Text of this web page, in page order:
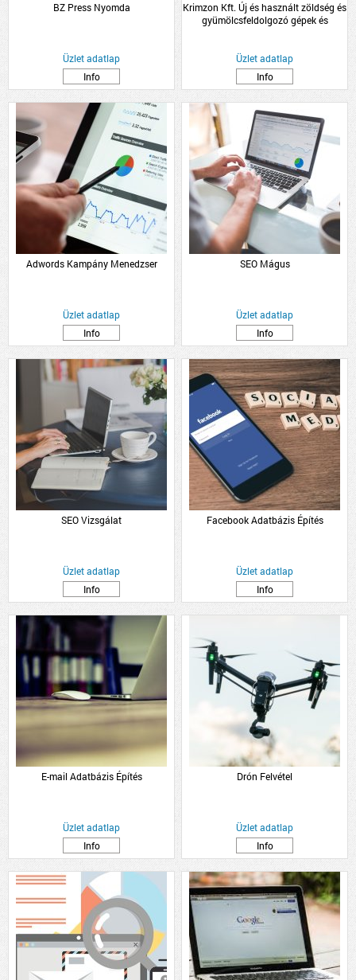
BZ Press Nyomda
Üzlet adatlap
Info
Krimzon Kft. Új és használt zöldség és
gyümölcsfeldolgozó gépek és
Üzlet adatlap
Info
Adwords Kampány Menedzser
Üzlet adatlap
Info
SEO Mágus
Üzlet adatlap
Info
SEO Vizsgálat
Üzlet adatlap
Info
Facebook Adatbázis Építés
Üzlet adatlap
Info
E-mail Adatbázis Építés
Üzlet adatlap
Info
Drón Felvétel
Üzlet adatlap
Info